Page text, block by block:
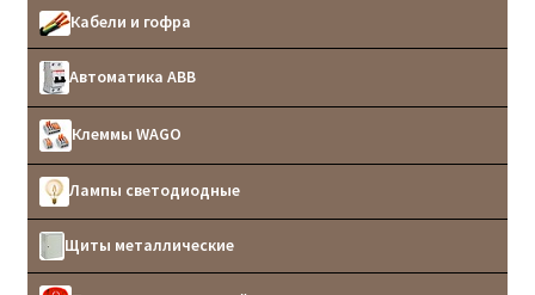
Кабели и гофра
Автоматика ABB
Клеммы WAGO
Лампы светодиодные
Щиты металлические